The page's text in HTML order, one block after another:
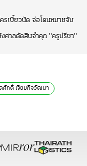
รเบี้ยวนัด จ่อโดนหมายจับ
ศาลตัดสินจำคุก "ครูปรีชา"
ศักดิ์ เจียมกิจวัฒนา